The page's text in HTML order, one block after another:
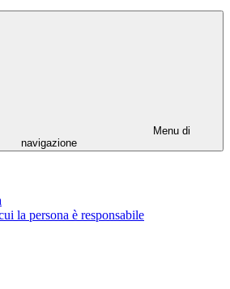
Menu di
navigazione
la persona è responsabile